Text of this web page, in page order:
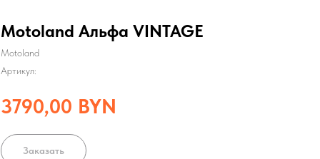
Motoland Альфа VINTAGE
Motoland
Артикул:
3790,00 BYN
Заказать